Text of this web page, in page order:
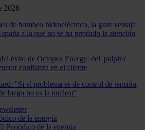
2026
de bombeo hidroeléctrico, la gran ventaja
a la que no se ha prestado la atención
éxito de Octopus Energy: del 'pulpito'
confianza en el cliente
"Si el problema es de control de tensión,
luego no es la nuclear"